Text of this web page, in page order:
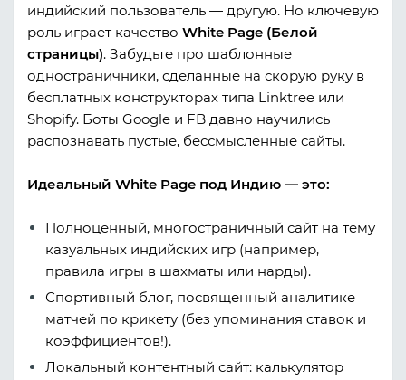
индийский пользователь — другую. Но ключевую
роль играет качество White Page (Белой
страницы). Забудьте про шаблонные
одностраничники, сделанные на скорую руку в
бесплатных конструкторах типа Linktree или
Shopify. Боты Google и FB давно научились
распознавать пустые, бессмысленные сайты.
Идеальный White Page под Индию — это:
Полноценный, многостраничный сайт на тему
казуальных индийских игр (например,
правила игры в шахматы или нарды).
Спортивный блог, посвященный аналитике
матчей по крикету (без упоминания ставок и
коэффициентов!).
Локальный контентный сайт: калькулятор